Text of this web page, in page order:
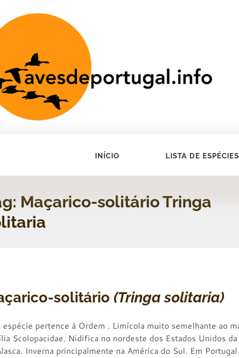
INÍCIO LISTA DE ESPÉCIES
Maçarico-solitário Tringa
solitário (Tringa solitaria)
espécie pertence à Ordem . Limícola muito semelhante ao
Scolopacidae. Nidifica no nordeste dos Estados Unidos da
Inverna principalmente na América do Sul. Em